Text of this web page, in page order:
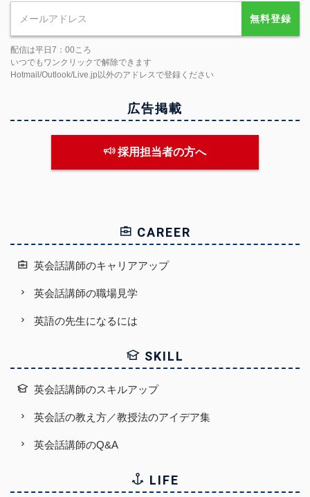
無料登録
配信は平日7：00ころ
いつでもワンクリックで解除できます
Hotmail/Outlook/Live.jp以外のアドレスで登録ください
広告掲載
採用担当者の方へ
CAREER
英会話講師のキャリアアップ
英会話講師の職場見学
英語の先生になるには
SKILL
英会話講師のスキルアップ
英会話の教え方／教授法のアイデア集
英会話講師のQ&A
LIFE